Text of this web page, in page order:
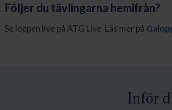
Följer du tävlingarna hemifrån?
Se loppen live på ATG Live. Läs mer på
Inför